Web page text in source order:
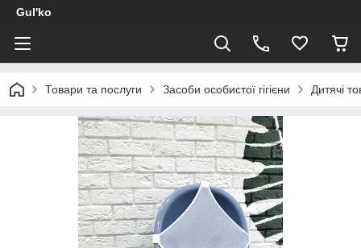
Gul'ko
Товари та послуги Засоби особистої гігієни Дитячі